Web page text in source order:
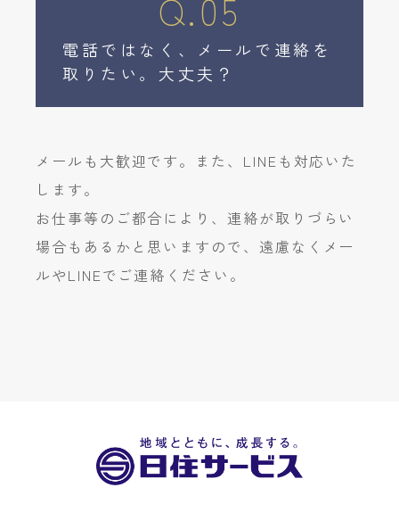
Q.05
電話ではなく、メールで連絡を
取りたい。大丈夫？
メールも大歓迎です。また、LINEも対応いた
します。
お仕事等のご都合により、連絡が取りづらい
場合もあるかと思いますので、遠慮なくメー
ルやLINEでご連絡ください。